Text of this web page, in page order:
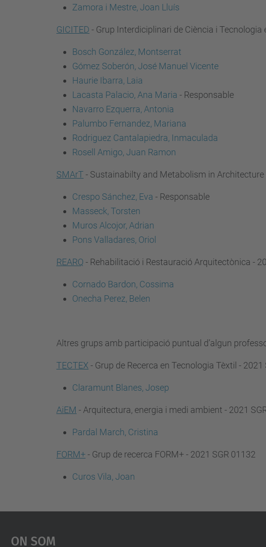
Zamora i Mestre, Joan Lluís
GICITED - Grup Interdiciplinari de Ciència i Tecnologia
Bosch González, Montserrat
Gómez Soberón, José Manuel Vicente
Haurie Ibarra, Laia
Lacasta Palacio, Ana Maria - Responsable
Navarro Ezquerra, Antonia
Palumbo Fernandez, Mariana
Rodriguez Cantalapiedra, Inmaculada
Rosell Amigo, Juan Ramon
SMArT - Sustainabilty and Metabolism in Architecture
Crespo Sánchez, Eva - Responsable
Masseck, Torsten
Muros Alcojor, Adrian
Pons Valladares, Oriol
REARQ - Rehabilitació i Restauració Arquitectònica -
Cornado Bardon, Cossima
Onecha Perez, Belen
Altres grups amb participació puntual d’algun
TECTEX - Grup de Recerca en Tecnologia Tèxtil - 2021
Claramunt Blanes, Josep
AiEM - Arquitectura, energia i medi ambient - 2021
Pardal March, Cristina
FORM+- Grup de recerca FORM+ - 2021 SGR 01132
Curos Vila, Joan
On Som